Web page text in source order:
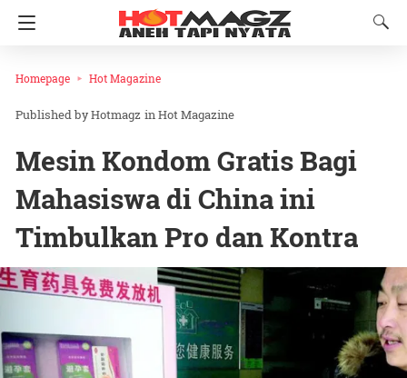
Homepage Hot Magazine
Hotmagz inHot Magazine
Mesin Kondom Gratis Bagi
Mahasiswa di China ini
Timbulkan Pro dan Kontra